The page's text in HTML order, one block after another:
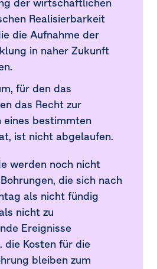
Realisierbarkeit
die Aufnahme der
in naher Zukunft
für den das
das Recht zur
eines bestimmten
ist nicht abgelaufen.
werden noch nicht
die sich nach
als nicht fündig
nicht zu
Ereignisse
die Kosten für die
bleiben zum